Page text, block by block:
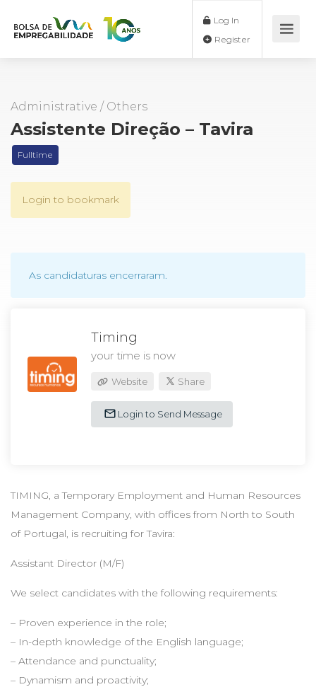
Log In
Administrative / Others
Assistente Direção – Tavira
Fulltime
Login to bookmark
As candidaturas encerraram.
Timing
your time is now
Website Share
Login to Send Message
TIMING, a Temporary Employment and Human Resources
Management Company, with offices from North to South
of Portugal, is recruiting for Tavira:
Assistant Director (M/F)
We select candidates with the following requirements:
– Proven experience in the role;
– In-depth knowledge of the English language;
– Attendance and punctuality;
– Dynamism and proactivity;